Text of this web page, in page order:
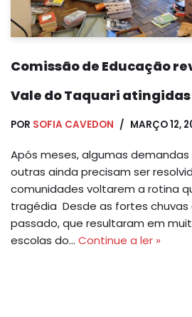
Comissão de Educação
Vale do Taquari
POR SOFIA CAVEDON MARÇO 12,
Após meses, algumas
outras ainda precisam ser
comunidades voltarem a rotina
tragédia Desde as fortes
passado, que resultaram em
escolas do… Continue a ler »